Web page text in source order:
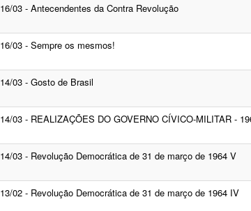
16/03 - Antecendentes da Contra Revolução
16/03 - Sempre os mesmos!
14/03 - Gosto de Brasil
14/03 - REALIZAÇÕES DO GOVERNO CÍVICO-MILITAR -
14/03 - Revolução Democrática de 31 de março de 1964 V
13/02 - Revolução Democrática de 31 de março de 1964 IV